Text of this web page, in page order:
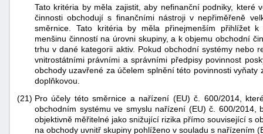
Tato kritéria by měla zajistit, aby nefinanční podniky, které
činnosti obchodují s finančními nástroji v nepřiměřeně
směrnice. Tato kritéria by měla přinejmenším přihlížet
menšinu činností na úrovni skupiny, a k objemu obchodní
trhu v dané kategorii aktiv. Pokud obchodní systémy nebo
vnitrostátními právními a správními předpisy povinnost
obchody uzavřené za účelem splnění této povinnosti
doplňkovou.
(21) Pro účely této směrnice a nařízení (EU) č. 600/2014,
obchodním systému ve smyslu nařízení (EU) č. 600/2014,
objektivně měřitelné jako snižující rizika přímo související s
na obchody uvnitř skupiny pohlíženo v souladu s nařízením